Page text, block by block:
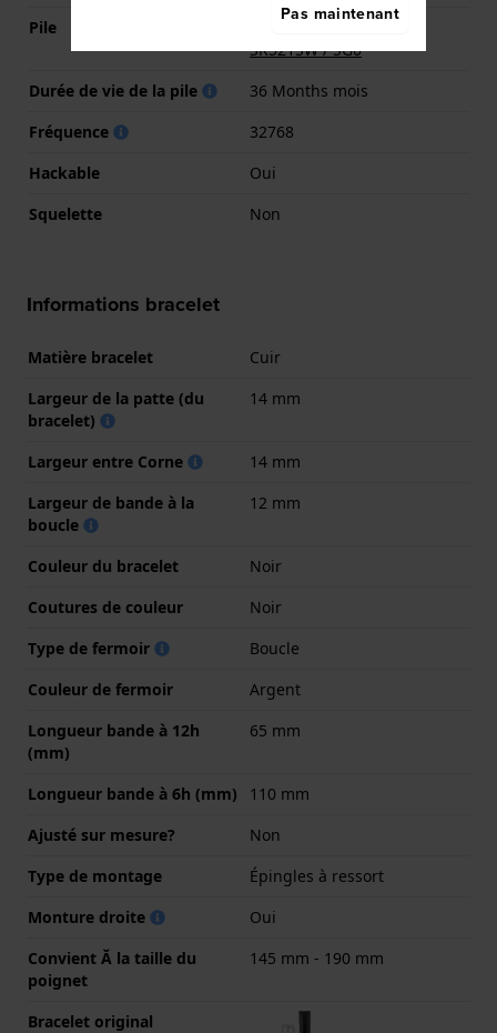
Pile
SR521SW / SG0
Durée de vie de la pile
36 Months mois
Fréquence
32768
Hackable
Oui
Squelette
Non
Informations bracelet
Matière bracelet
Cuir
Largeur de la patte (du
bracelet)
14 mm
Largeur entre Corne
14 mm
Largeur de bande à la
boucle
12 mm
Couleur du bracelet
Noir
Coutures de couleur
Noir
Type de fermoir
Boucle
Couleur de fermoir
Argent
Longueur bande à 12h
(mm)
65 mm
Longueur bande à 6h (mm)
110 mm
Ajusté sur mesure?
Non
Type de montage
Épingles à ressort
Monture droite
Oui
Convient Ă la taille du
poignet
145 mm - 190 mm
Bracelet original
Pas maintenant